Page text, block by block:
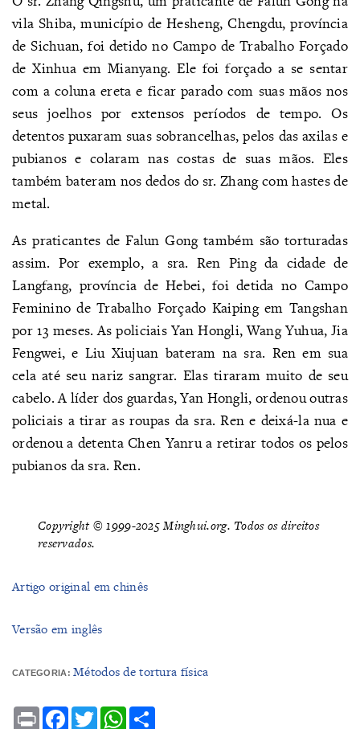
vila Shiba, município de Hesheng, Chengdu, província
de Sichuan, foi detido no Campo de Trabalho Forçado
de Xinhua em Mianyang. Ele foi forçado a se sentar
com a coluna ereta e ficar parado com suas mãos nos
seus joelhos por extensos períodos de tempo. Os
detentos puxaram suas sobrancelhas, pelos das axilas e
pubianos e colaram nas costas de suas mãos. Eles
também bateram nos dedos do sr. Zhang com hastes de
metal.
As praticantes de Falun Gong também são torturadas
assim. Por exemplo, a sra. Ren Ping da cidade de
Langfang, província de Hebei, foi detida no Campo
Feminino de Trabalho Forçado Kaiping em Tangshan
por 13 meses. As policiais Yan Hongli, Wang Yuhua, Jia
Fengwei, e Liu Xiujuan bateram na sra. Ren em sua
cela até seu nariz sangrar. Elas tiraram muito de seu
cabelo. A líder dos guardas, Yan Hongli, ordenou outras
policiais a tirar as roupas da sra. Ren e deixá-la nua e
ordenou a detenta Chen Yanru a retirar todos os pelos
pubianos da sra. Ren.
Copyright © 1999-2025 Minghui.org. Todos os direitos
reservados.
Artigo original em chinês
Versão em inglês
CATEGORIA: Métodos de tortura física
Print Facebook
TwitterWhatsApp